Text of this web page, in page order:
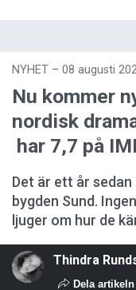
NYHET – 08 augusti
Nu kommer
nordisk
har 7,7 på
Det är ett år
bygden Sund.
ljuger om hur de
Thindra
Dela artikeln